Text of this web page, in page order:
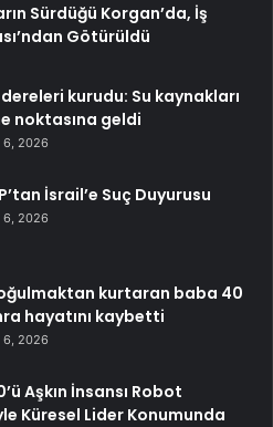
Sürdüğü Korgan’da, İş
Götürüldü
kurudu: Su kaynakları
noktasına geldi
6, 2026
İsrail’e Suç Duyurusu
6, 2026
kurtaran baba 40
hayatını kaybetti
6, 2026
Aşkın İnsansı Robot
Küresel Lider Konumunda